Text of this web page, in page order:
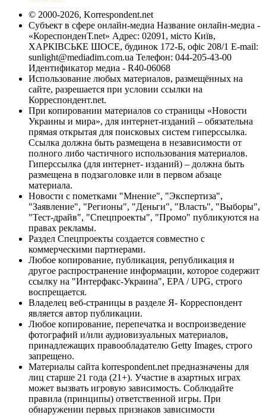
© 2000-2026, Korrespondent.net
Субъект в сфере онлайн-медиа Название онлайн-медиа -
«КореспонденТ.net» Адрес: 02091, місто Київ,
ХАРКІВСЬКЕ ШОСЕ, будинок 172-Б, офіс 208/1 E-mail:
sunlight@mediadim.com.ua Телефон: 044-205-43-00
Идентификатор медиа - R40-06068
Использование любых материалов, размещённых на
сайте, разрешается при условии ссылки на
Корреспондент.net.
При копировании материалов со страницы «Новости
Украины и мира», для интернет-изданий – обязательна
прямая открытая для поисковых систем гиперссылка.
Ссылка должна быть размещена в независимости от
полного либо частичного использования материалов.
Гиперссылка (для интернет- изданий) – должна быть
размещена в подзаголовке или в первом абзаце
материала.
Новости с пометками "Мнение", "Экспертиза",
"Заявление", "Регионы", "Деньги", "Власть", "Выборы",
"Тест-драйв", "Спецпроекты", "Промо" публикуются на
правах рекламы.
Раздел Спецпроекты создается совместно с
коммерческими партнерами.
Любое копирование, публикация, републикация и
другое распространение информации, которое содержит
ссылку на "Интерфакс-Украина", EPA / UPG, строго
воспрещается.
Владелец веб-страницы в разделе Я- Корреспондент
является автор публикации.
Любое копирование, перепечатка и воспроизведение
фотографий и/или аудиовизуальных материалов,
принадлежащих правообладателю Getty Images, строго
запрещено.
Материалы сайта korrespondent.net предназначены для
лиц старше 21 года (21+). Участие в азартных играх
может вызвать игровую зависимость. Соблюдайте
правила (принципы) ответственной игры. При
обнаружении первых признаков зависимости